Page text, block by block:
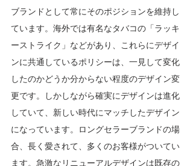
ブランドとして常にそのポジションを維持し
ています。海外では有名なタバコの「ラッキ
ーストライク」などがあり、これらにデザイ
ンに共通しているポリシーは、一見して変化
したのかどうか分からない程度のデザイン変
更です。しかしながら確実にデザインは進化
していて、新しい時代にマッチしたデザイン
になっています。ロングセラーブランドの場
合、長く愛されて、多くのお客様がついてい
ます。急激なリニューアルデザインは既存の